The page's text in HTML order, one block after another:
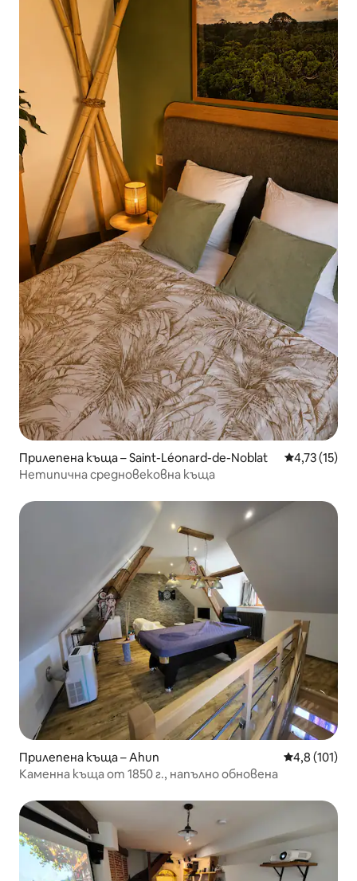
Прилепена къща – Saint-Léonard-de-Noblat Средна
4,73 (15)
Нетипична средновековна къща
Прилепена къща – Ahun Средна
4,8 (101)
Каменна къща от 1850 г., напълно обновена